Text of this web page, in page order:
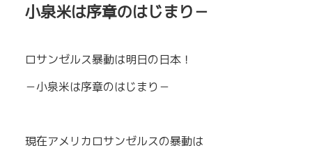
小泉米は序章のはじまり－
ロサンゼルス暴動は明日の日本！
－小泉米は序章のはじまり－
現在アメリカロサンゼルスの暴動は